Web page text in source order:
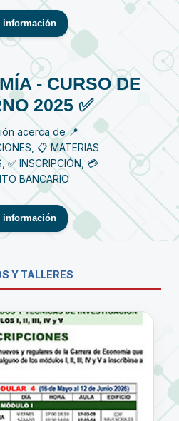
información
- CURSO DE
2025 ✅
acerca de 📍
📋 MATERIAS
✅ INSCRIPCIÓN, 💳
BANCARIO
información
Y TALLERES